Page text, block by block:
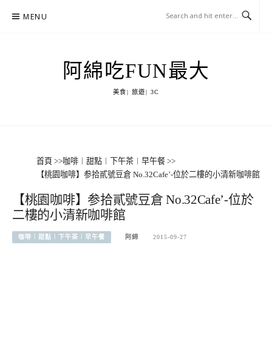
MENU
阿綿吃FUN最大
美食| 旅遊| 3C
首頁 >>咖啡︱甜點︱下午茶︱早午餐 >>
【桃園咖啡】参拾貳號豆倉 No.32Cafe’-位於二樓的小清新咖啡館
【桃園咖啡】参拾貳號豆倉 No.32Cafe’-位於
二樓的小清新咖啡館
咖啡︱甜點︱下午茶︱早午餐 阿綿 2015-09-27